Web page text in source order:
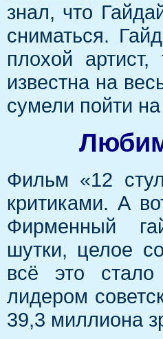
знал, что
сниматься.
плохой
известна на
сумели пойти
Фильм «12
критиками. А
Фирменный
шутки, целое
всё это стало
лидером
39,3 миллиона